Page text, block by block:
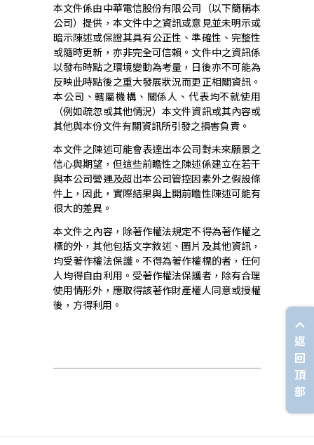
本文件係由中華電信股份有限公司（以下簡稱本
公司）提供，本文件中之資訊或意見並未明示或
暗示陳述或保證其具有公正性、準確性、完整性
或隨時更新，亦非完全可信賴。文件中之資訊係
以發布時點之環境變動為考量，日後亦不可能為
反映此時點後之重大發展狀況而更正相關資訊。
本公司、轄屬機構、關係人、代表均不就使用
（例如疏忽或其他情況）本文件資訊或其內容或
其他與本份文件有關資訊所引發之損害負責。
本文件之陳述可能會表達出本公司對未來願景之
信心與期望，但這些前瞻性之陳述係建立在若干
與本公司營運及超出本公司管控因素外之假設條
件上，因此，實際結果與上開前瞻性陳述可能有
很大的差異。
本文件之內容，除著作權法規定不得為著作權之
標的外，其他包括文字敘述、圖片及其他資訊，
均受著作權法保護。不得為著作權標的者，任何
人均得自由利用。受著作權法保護者，除有合理
使用情形外，應取得該著作財產權人同意或授權
後，方得利用。
返
回
頂
部